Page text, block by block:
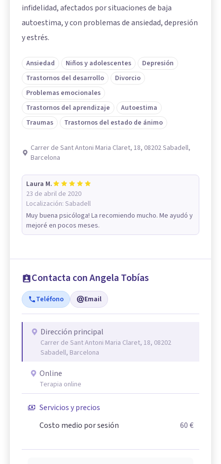
infidelidad, afectados por situaciones de baja
autoestima, y con problemas de ansiedad, depresión
y estrés.
Ansiedad Niños y adolescentes
Depresión
Trastornos del desarrollo
Divorcio
Problemas emocionales
Trastornos del aprendizaje
Autoestima
Traumas
Trastornos del estado de ánimo
Carrer de Sant Antoni Maria Claret, 18, 08202 Sabadell,
Barcelona
Laura M.
23 de abril de 2020
Localización: Sabadell
Muy buena psicóloga! La recomiendo mucho. Me ayudó y
mejoré en pocos meses.
Contacta con Angela Tobías
Teléfono Email
Dirección principal
Carrer de Sant Antoni Maria Claret, 18, 08202
Sabadell, Barcelona
Online
Terapia online
Servicios y precios
Costo medio por sesión
60 €